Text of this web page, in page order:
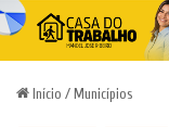
Início / Municípios